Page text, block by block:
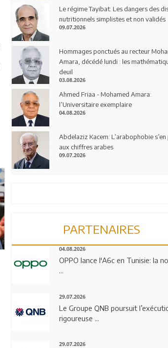
Le régime Tayibat: Les dangers des
nutritionnels simplistes et non validés
09.07.2026
Hommages ponctués au recteur
Amara, décédé lundi : les
deuil
03.08.2026
Ahmed Friaa - Mohamed Amara:
l’Universitaire exemplaire
04.08.2026
Abdelaziz Kacem: L’arabophobie
aux chiffres arabes
09.07.2026
PARTENAIRES
04.08.2026
OPPO lance l'A6c en Tunisie: la
...
29.07.2026
Le Groupe QNB poursuit
rigoureuse ...
29.07.2026